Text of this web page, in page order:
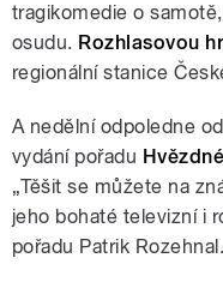
tragikomedie o
osudu. Rozhlasovou
regionální stanice
A nedělní odpoledne
vydání pořadu
„Těšit se můžete na
jeho bohaté televizní i
pořadu Patrik Rozehnal.